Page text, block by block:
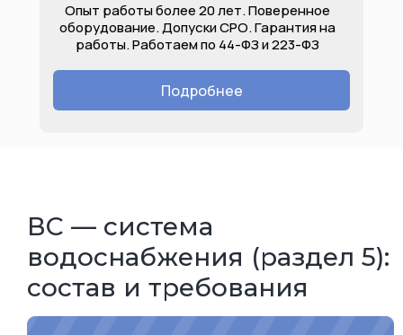
Комплексное
обследование
зданий и сооружений
О компании
Услуги
Объекты
Лицензии
Контакты
Подробнее
Опыт работы более 20 лет. Поверенное
оборудование. Допуски СРО. Гарантия на
работы. Работаем по 44-ФЗ и 223-ФЗ
ВС — система
водоснабжения (раздел 5):
состав и требования